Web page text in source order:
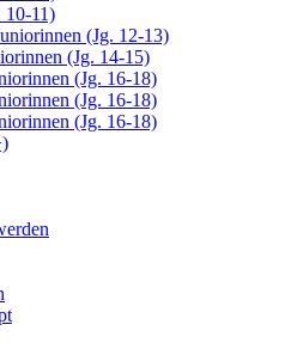
10-11)
(Jg. 12-13)
(Jg. 14-15)
(Jg. 16-18)
(Jg. 16-18)
(Jg. 16-18)